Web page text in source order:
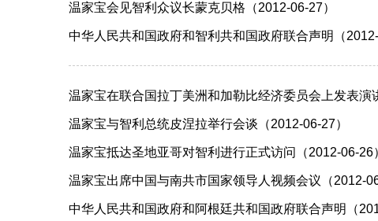
温家宝会见智利众议长蒙克贝格（2012-06-27）
中华人民共和国政府和智利共和国政府联合声明（2012-
温家宝在联合国拉丁美洲和加勒比经济委员会上发表演
温家宝与智利总统皮涅拉举行会谈（2012-06-27）
温家宝抵达圣地亚哥对智利进行正式访问（2012-06-26
温家宝出席中国与南共市国家领导人视频会议（2012-
中华人民共和国政府和阿根廷共和国政府联合声明（